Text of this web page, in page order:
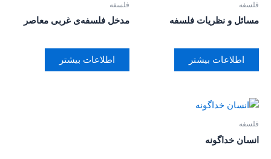
فلسفه
مسائل و نظریات فلسفه
اطلاعات بیشتر
فلسفه
مدخل فلسفه‌ی غربی معاصر
اطلاعات بیشتر
فلسفه
انسان خداگونه